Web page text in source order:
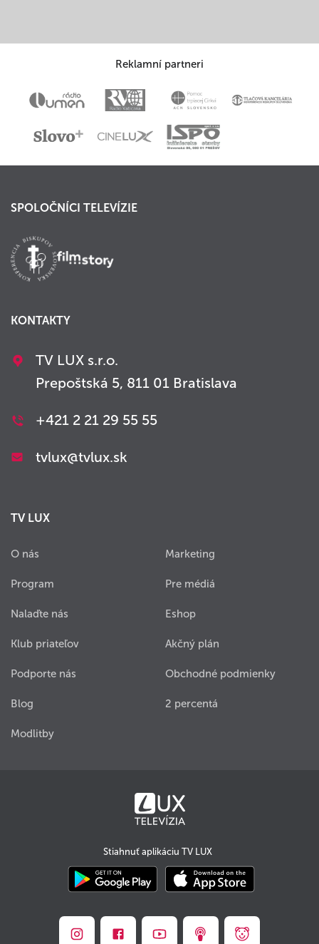
Reklamní partneri
SPOLOČNÍCI TELEVÍZIE
KONTAKTY
TV LUX s.r.o.
Prepoštská 5, 811 01 Bratislava
+421 2 21 29 55 55
tvlux@tvlux.sk
TV LUX
O nás
Program
Nalaďte nás
Klub priateľov
Podporte nás
Blog
Modlitby
Marketing
Pre médiá
Eshop
Akčný plán
Obchodné podmienky
2 percentá
Stiahnuť aplikáciu TV LUX